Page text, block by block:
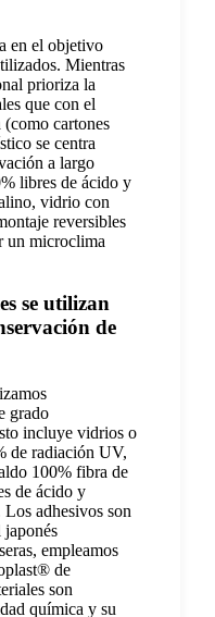
en el objetivo
Mientras
prioriza la
que con el
cartones
se centra
a largo
libres de ácido y
vidrio con
reversibles
un microclima
se utilizan
de
grado
incluye vidrios o
de radiación UV,
100% fibra de
de ácido y
adhesivos son
japonés
empleamos
de
son
química y su